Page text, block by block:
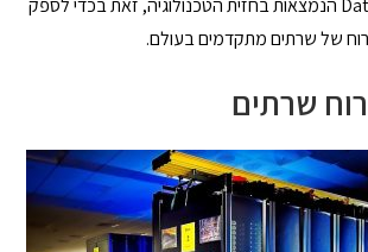
תשתיות ה-DataCenter הנמצאות בחזית הטכנולוגיה, זאת בכדי לספק
של שרתים מתקדמים בעולם.
שרתים